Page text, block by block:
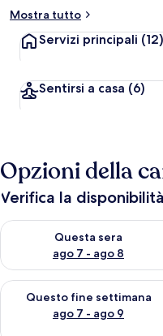
Mostra tutto
Servizi principali (12)
Sentirsi a casa (6)
Opzioni della
Verifica la
Questa sera
ago 7 - ago 8
Verifica la disponibilità per
Questo fine settimana
ago 7 - ago 9
Verifica la disponibilità per